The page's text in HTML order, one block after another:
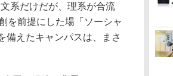
系だけだが、理系が合流
を前提にした場「ソーシャ
備えたキャンパスは、まさ